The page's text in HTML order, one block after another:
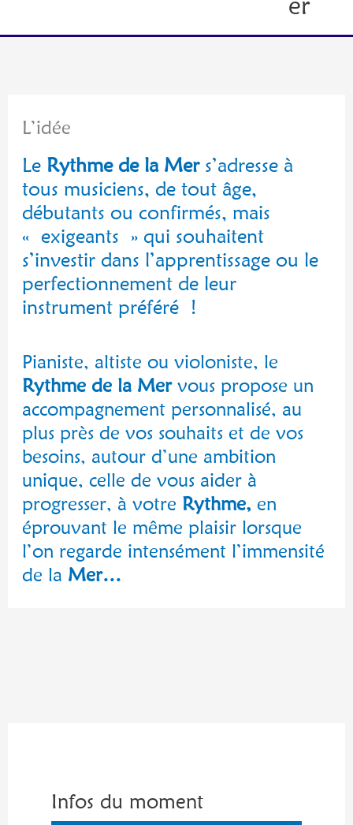
L’idée
Le Rythme de la Mers’adresse à
tous musiciens, de tout âge,
débutants ou confirmés, mais
« exigeants » qui souhaitent
s’investir dans l’apprentissage ou le
perfectionnement de leur
instrument préféré !
Pianiste, altiste ou violoniste, le
Rythme de la Mervous propose un
accompagnement personnalisé, au
plus près de vos souhaits et de vos
besoins, autour d’une ambition
unique, celle de vous aider à
progresser, à votre Rythme, en
éprouvant le même plaisir lorsque
l’on regarde intensément l’immensité
de la Mer…
Infos du moment